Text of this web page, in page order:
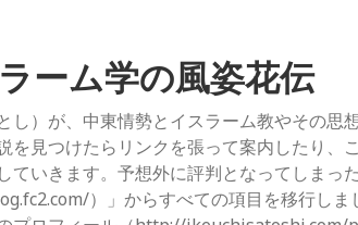
ーム学の風姿花伝
）が、中東情勢とイスラーム教やその思
を見つけたらリンクを張って案内したり、
ていきます。予想外に評判となってしまっ
）」からすべての項目を移行し